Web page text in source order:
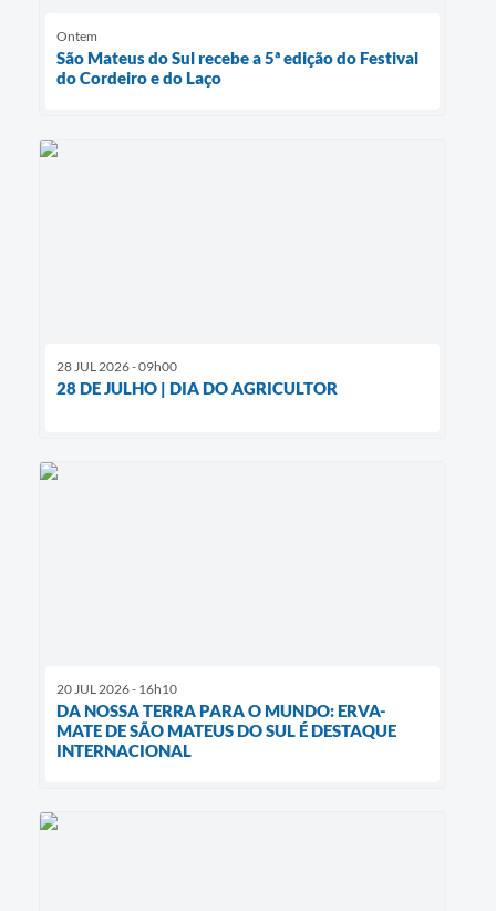
Ontem
São Mateus do Sul recebe a 5ª edição do Festival
do Cordeiro e do Laço
28 JUL 2026 - 09h00
28 DE JULHO | DIA DO AGRICULTOR
20 JUL 2026 - 16h10
DA NOSSA TERRA PARA O MUNDO: ERVA-
MATE DE SÃO MATEUS DO SUL É DESTAQUE
INTERNACIONAL